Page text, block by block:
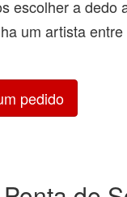
escolher a dedo
um artista
pedido